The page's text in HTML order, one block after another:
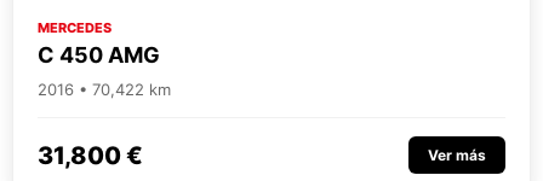
MERCEDES
C 450 AMG
2016 • 70,422 km
31,800 € Ver más